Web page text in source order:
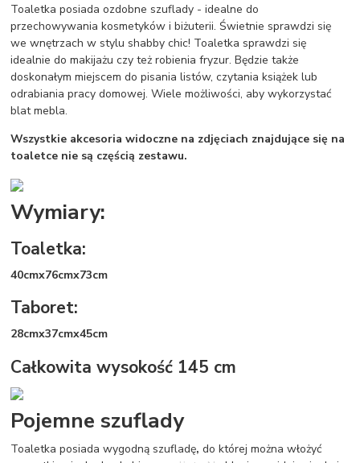
Toaletka posiada ozdobne szuflady - idealne do
przechowywania kosmetyków i biżuterii. Świetnie sprawdzi się
we wnętrzach w stylu shabby chic! Toaletka sprawdzi się
idealnie do makijażu czy też robienia fryzur. Będzie także
doskonałym miejscem do pisania listów, czytania książek lub
odrabiania pracy domowej. Wiele możliwości, aby wykorzystać
blat mebla.
Wszystkie akcesoria widoczne na zdjęciach znajdujące się na
toaletce nie są częścią zestawu.
Wymiary:
Toaletka:
40cmx76cmx73cm
Taboret:
28cmx37cmx45cm
Całkowita wysokość 145 cm
Pojemne szuflady
Toaletka posiada wygodną szufladę, do której można włożyć